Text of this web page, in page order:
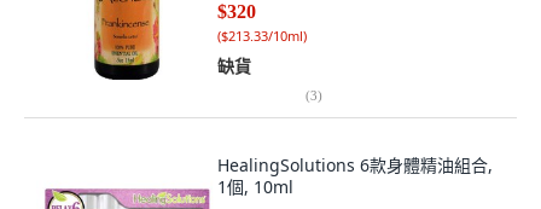
$320
($213.33/10ml)
缺貨
(3)
HealingSolutions 6款身體精油組合,
1個, 10ml